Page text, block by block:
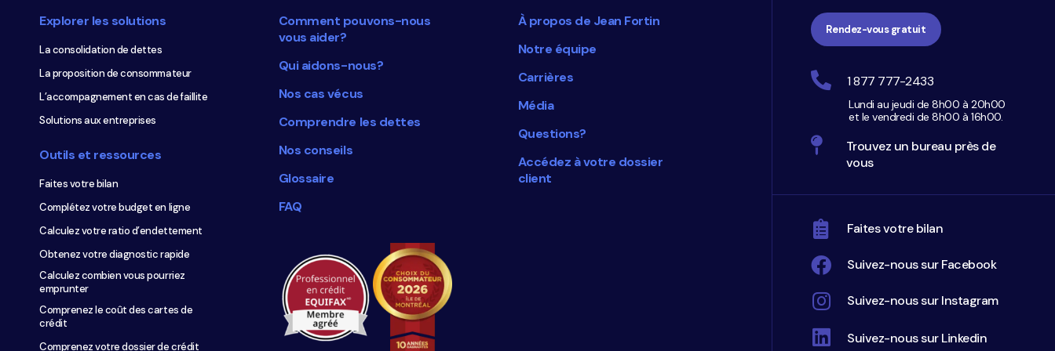
budget
personnel
de
page
Explorer les solutions
La consolidation de dettes
La proposition de consommateur
L’accompagnement en cas de faillite
Solutions aux entreprises
Outils et ressources
Faites votre bilan
Complétez votre budget en ligne
Calculez votre ratio d’endettement
Obtenez votre diagnostic rapide
Calculez combien vous pourriez
emprunter
Comprenez le coût des cartes de
crédit
Comprenez votre dossier de crédit
Comment pouvons-nous
vous aider?
Qui aidons-nous?
Nos cas vécus
Comprendre les dettes
Nos conseils
Glossaire
FAQ
À propos de Jean Fortin
Notre équipe
Carrières
Média
Questions?
Accédez à votre dossier
client
Rendez-vous gratuit
1 877 777-2433
Lundi au jeudi de 8h00 à 20h00
et le vendredi de 8h00 à 16h00.
Trouvez un bureau près de
vous
Faites votre bilan
Suivez-nous sur Facebook
Suivez-nous sur Instagram
Suivez-nous sur Linkedin